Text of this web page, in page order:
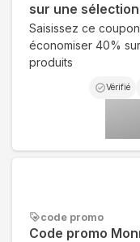
sur une sélection
Saisissez ce
économiser 40%
produits
Vérifié
code promo
Code promo